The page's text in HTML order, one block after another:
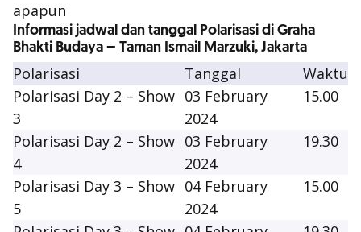
apapun
Informasi jadwal dan tanggal Polarisasi di Graha
Bhakti Budaya – Taman Ismail Marzuki, Jakarta
Polarisasi Tanggal
Waktu
Polarisasi Day 2 – Show
3
03 February
2024
15.00
Polarisasi Day 2 – Show
4
03 February
2024
19.30
Polarisasi Day 3 – Show
5
04 February
2024
15.00